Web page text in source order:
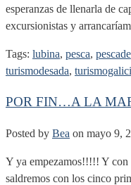
esperanzas de llenarla de
excursionistas y
Tags: lubina, pesca,
turismodesada,
POR FIN…A LA
Posted by Bea on mayo 9,
Y ya empezamos!!!!! Y con
saldremos con los cinco